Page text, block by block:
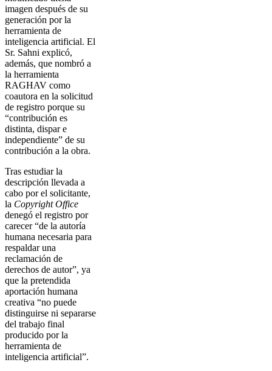
imagen después de su
generación por la
herramienta de
inteligencia artificial. El
Sr. Sahni explicó,
además, que nombró a
la herramienta
RAGHAV como
coautora en la solicitud
de registro porque su
“contribución es
distinta, dispar e
independiente” de su
contribución a la obra.
Tras estudiar la
descripción llevada a
cabo por el solicitante,
la Copyright Office
denegó el registro por
carecer “de la autoría
humana necesaria para
respaldar una
reclamación de
derechos de autor”, ya
que la pretendida
aportación humana
creativa “no puede
distinguirse ni separarse
del trabajo final
producido por la
herramienta de
inteligencia artificial”.